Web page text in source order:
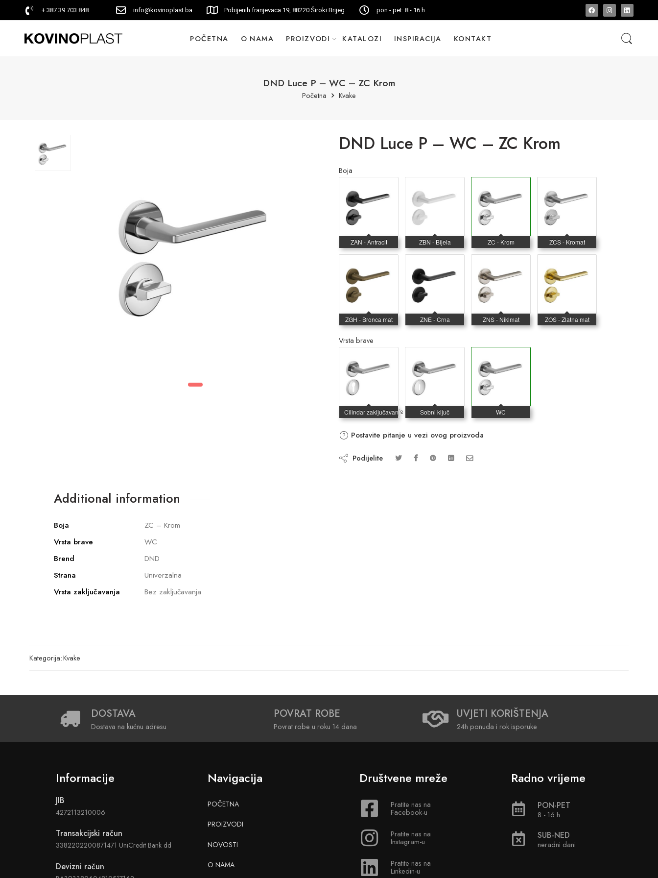
+ 387 39 703 848 info@kovinoplast.ba Pobijenih franjevaca 19, 88220 Široki Brijeg pon - pet: 8 - 16 h
POČETNA O NAMA PROIZVODI KATALOZI INSPIRACIJA KONTAKT
DND Luce P – WC – ZC Krom
Početna Kvake
DND Luce P – WC – ZC Krom
Boja
Vrsta brave
Postavite pitanje u vezi ovog proizvoda
Podijelite
Additional information
Boja
ZC – Krom
Vrsta brave
WC
Brend
DND
Strana
Univerzalna
Vrsta zaključavanja
Bez zaključavanja
Kategorija:Kvake
DOSTAVA
Dostava na kućnu adresu
POVRAT ROBE
Povrat robe u roku 14 dana
UVJETI KORIŠTENJA
24h ponuda i rok isporuke
Informacije
JIB
4272113210006
Transakcijski račun
3382202200871471 UniCredit Bank dd
Devizni račun
Navigacija
POČETNA
PROIZVODI
NOVOSTI
O NAMA
Društvene mreže
Pratite nas na
Facebook-u
Pratite nas na
Instagram-u
Pratite nas na
Linkedin-u
Radno vrijeme
PON-PET
8 - 16 h
SUB-NED
neradni dani